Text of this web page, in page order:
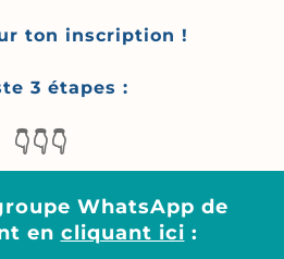
ton inscription !
3 étapes :
👇👇👇
WhatsApp de
en cliquant ici :